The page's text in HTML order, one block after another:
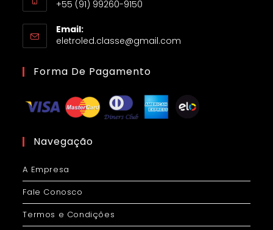
+55 (91) 99260-9150
Email:
eletroled.classe@gmail.com
Forma De Pagamento
Navegação
A Empresa
Fale Conosco
Termos e Condições